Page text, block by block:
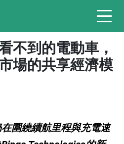
不到的電動車，
場的共享經濟模
圍繞續航里程與充電速